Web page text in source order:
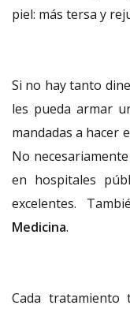
piel: más tersa y
Si no hay tanto
les pueda armar
mandadas a hacer
No
en hospitales
excelentes.
Medicina.
Cada tratamiento